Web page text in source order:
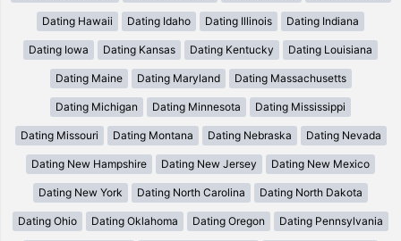
Dating Hawaii Dating Idaho Dating Illinois Dating Indiana
Dating Iowa Dating Kansas Dating Kentucky Dating Louisiana
Dating Maine Dating Maryland Dating Massachusetts
Dating Michigan Dating Minnesota Dating Mississippi
Dating Missouri Dating Montana Dating Nebraska Dating Nevada
Dating New Hampshire Dating New Jersey Dating New Mexico
Dating New York Dating North Carolina Dating North Dakota
Dating Ohio Dating Oklahoma Dating Oregon Dating Pennsylvania